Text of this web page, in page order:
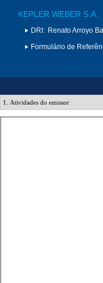
KEPLER WEBER S.A.
DRI: Renato Arroyo
Formulário de